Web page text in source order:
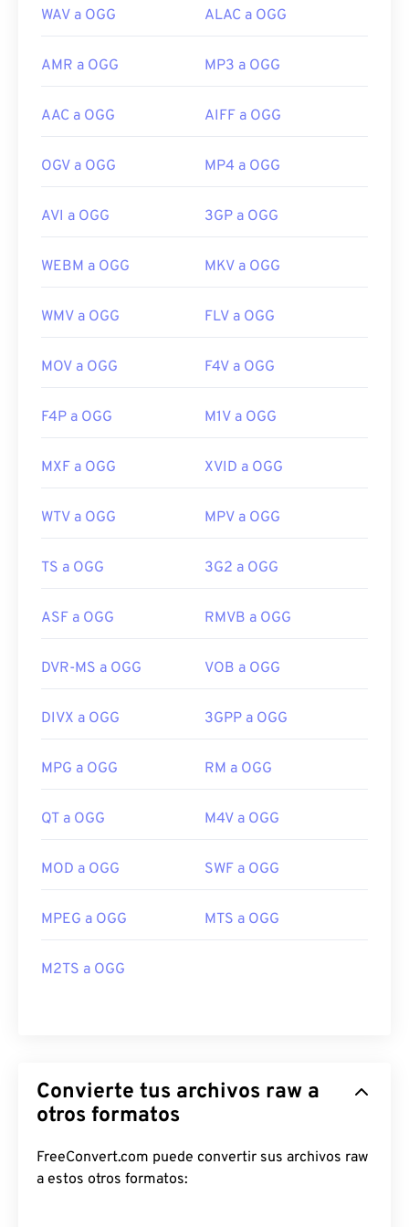
WAV a OGG ALAC a OGG
AMR a OGG MP3 a OGG
AAC a OGG AIFF a OGG
OGV a OGG MP4 a OGG
AVI a OGG 3GP a OGG
WEBM a OGG MKV a OGG
WMV a OGG FLV a OGG
MOV a OGG F4V a OGG
F4P a OGG M1V a OGG
MXF a OGG XVID a OGG
WTV a OGG MPV a OGG
TS a OGG 3G2 a OGG
ASF a OGG RMVB a OGG
DVR-MS a OGG VOB a OGG
DIVX a OGG 3GPP a OGG
MPG a OGG RM a OGG
QT a OGG M4V a OGG
MOD a OGG SWF a OGG
MPEG a OGG MTS a OGG
M2TS a OGG
Convierte tus archivos raw a
otros formatos
FreeConvert.com puede convertir sus archivos raw
a estos otros formatos: